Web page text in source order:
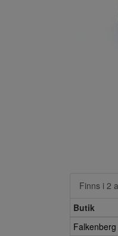
Finns i 2
Butik
Falkenberg